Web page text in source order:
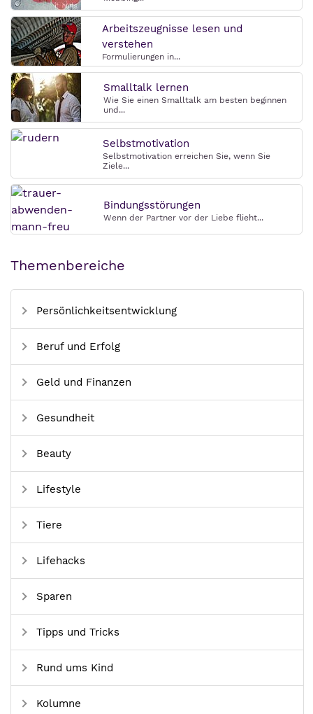
Arbeitszeugnisse lesen und
verstehen
Formulierungen in...
Smalltalk lernen
Wie Sie einen Smalltalk am besten beginnen
und...
Selbstmotivation
Selbstmotivation erreichen Sie, wenn Sie
Ziele...
Bindungsstörungen
Wenn der Partner vor der Liebe flieht...
Themenbereiche
Persönlichkeitsentwicklung
Beruf und Erfolg
Geld und Finanzen
Gesundheit
Beauty
Lifestyle
Tiere
Lifehacks
Sparen
Tipps und Tricks
Rund ums Kind
Kolumne